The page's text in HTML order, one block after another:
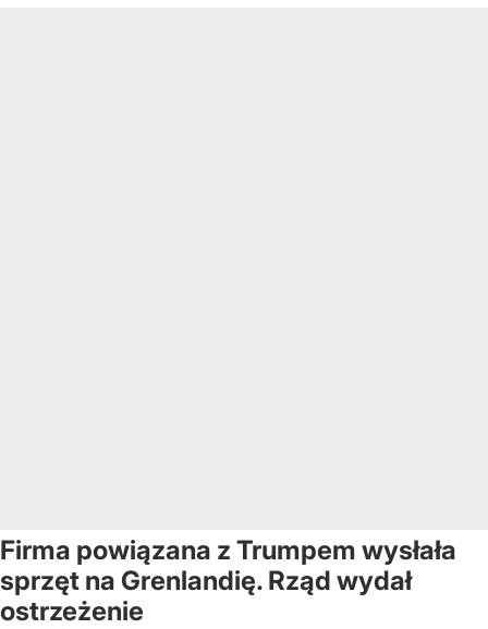
Firma powiązana z Trumpem wysłała
sprzęt na Grenlandię. Rząd wydał
ostrzeżenie